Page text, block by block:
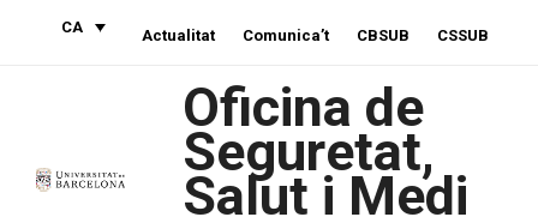
CA Actualitat Comunica’t CBSUB CSSUB
Oficina de
Seguretat,
Salut i Medi